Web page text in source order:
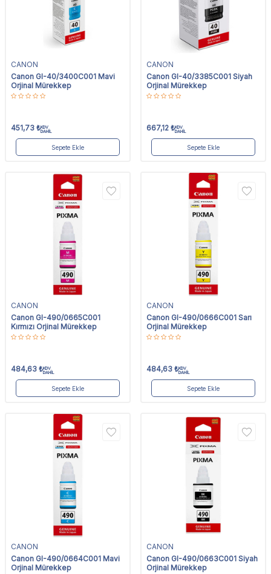
CANON
Canon GI-40/3400C001 Mavi
Orjinal Mürekkep
451,73 ₺KDV
DAHİL
Sepete Ekle
CANON
Canon GI-40/3385C001 Siyah
Orjinal Mürekkep
667,12 ₺KDV
DAHİL
Sepete Ekle
CANON
Canon GI-490/0665C001
Kırmızı Orjinal Mürekkep
484,63 ₺KDV
DAHİL
Sepete Ekle
CANON
Canon GI-490/0666C001 Sarı
Orjinal Mürekkep
484,63 ₺KDV
DAHİL
Sepete Ekle
CANON
Canon GI-490/0664C001 Mavi
Orjinal Mürekkep
CANON
Canon GI-490/0663C001 Siyah
Orjinal Mürekkep